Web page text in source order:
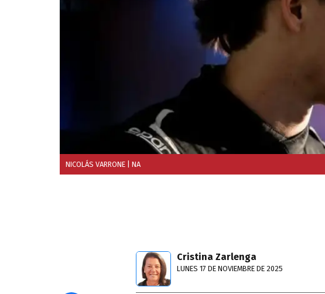
NICOLÁS VARRONE | NA
Cristina Zarlenga
LUNES 17 DE NOVIEMBRE DE 2025